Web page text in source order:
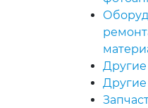
Другие